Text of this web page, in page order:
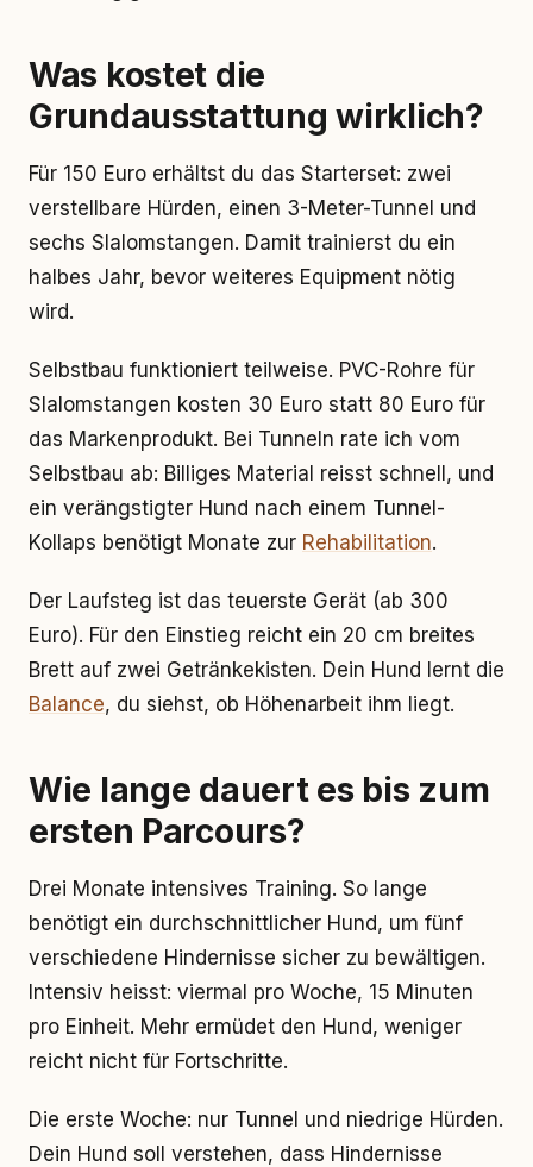
Was kostet die
Grundausstattung wirklich?
Für 150 Euro erhältst du das Starterset: zwei
verstellbare Hürden, einen 3-Meter-Tunnel und
sechs Slalomstangen. Damit trainierst du ein
halbes Jahr, bevor weiteres Equipment nötig
wird.
Selbstbau funktioniert teilweise. PVC-Rohre für
Slalomstangen kosten 30 Euro statt 80 Euro für
das Markenprodukt. Bei Tunneln rate ich vom
Selbstbau ab: Billiges Material reisst schnell, und
ein verängstigter Hund nach einem Tunnel-
Kollaps benötigt Monate zur Rehabilitation.
Der Laufsteg ist das teuerste Gerät (ab 300
Euro). Für den Einstieg reicht ein 20 cm breites
Brett auf zwei Getränkekisten. Dein Hund lernt die
Balance, du siehst, ob Höhenarbeit ihm liegt.
Wie lange dauert es bis zum
ersten Parcours?
Drei Monate intensives Training. So lange
benötigt ein durchschnittlicher Hund, um fünf
verschiedene Hindernisse sicher zu bewältigen.
Intensiv heisst: viermal pro Woche, 15 Minuten
pro Einheit. Mehr ermüdet den Hund, weniger
reicht nicht für Fortschritte.
Die erste Woche: nur Tunnel und niedrige Hürden.
Dein Hund soll verstehen, dass Hindernisse